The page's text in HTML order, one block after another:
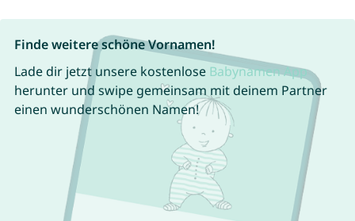
Finde weitere schöne Vornamen!
Lade dir jetzt unsere kostenlose Babynamen App
herunter und swipe gemeinsam mit deinem Partner
einen wunderschönen Namen!